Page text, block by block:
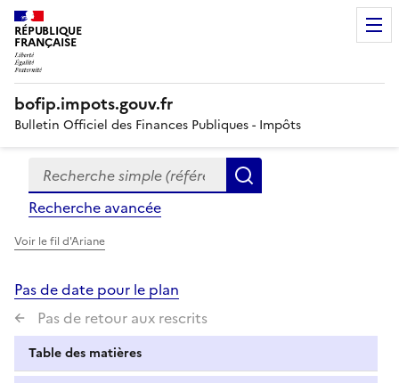
RÉPUBLIQUE
FRANÇAISE
bofip.impots.gouv.fr
Bulletin Officiel des Finances Publiques - Impôts
Formulaire
de
recherche
Recherche simple (références, mots clés, partie du
Recherche avancée
Voir le fil d'Ariane
Pas de date pour le plan
Pas de retour aux rescrits
Table des matières